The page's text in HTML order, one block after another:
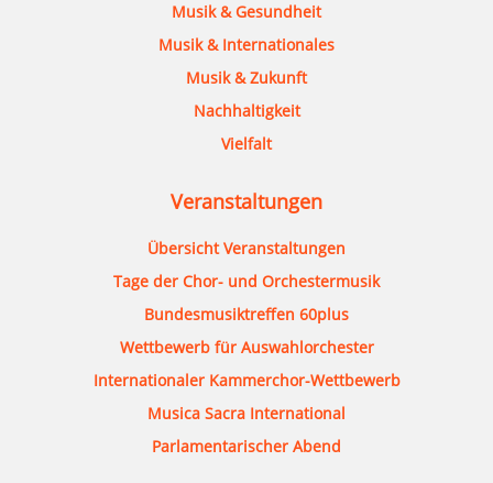
Musik & Gesundheit
Musik & Internationales
Musik & Zukunft
Nachhaltigkeit
Vielfalt
Veranstaltungen
Übersicht Veranstaltungen
Tage der Chor- und Orchestermusik
Bundesmusiktreffen 60plus
Wettbewerb für Auswahlorchester
Internationaler Kammerchor-Wettbewerb
Musica Sacra International
Parlamentarischer Abend